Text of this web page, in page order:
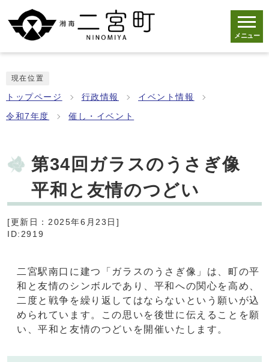
メニュー
現在位置
トップページ 行政情報 イベント情報
令和7年度 催し・イベント
第34回ガラスのうさぎ像
平和と友情のつどい
[更新日：2025年6月23日]
ID:2919
二宮駅南口に建つ「ガラスのうさぎ像」は、町の平
和と友情のシンボルであり、平和への関心を高め、
二度と戦争を繰り返してはならないという願いが込
められています。この思いを後世に伝えることを願
い、平和と友情のつどいを開催いたします。